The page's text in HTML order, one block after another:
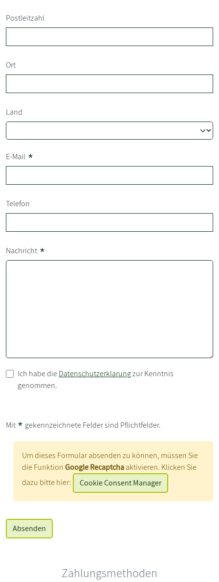
Postleitzahl
Ort
Land
E-Mail *
Telefon
Nachricht *
Ich habe dieDatenschutzerklärungzur Kenntnis
genommen.
Mit * gekennzeichnete Felder sind Pflichtfelder.
Um dieses Formular absenden zu können, müssen Sie
die FunktionGoogle Recaptchaaktivieren. Klicken Sie
dazu bitte hier:
Cookie Consent Manager
Zahlungsmethoden